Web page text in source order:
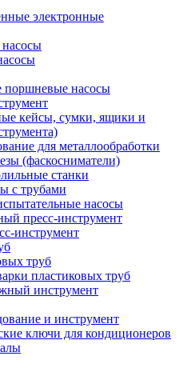
электронные
поршневые насосы
кейсы, сумки, ящики и
для металлообработки
(фаскосниматели)
станки
с трубами
насосы
пресс-инструмент
инструмент
труб
пластиковых труб
инструмент
и инструмент
ключи для кондиционеров